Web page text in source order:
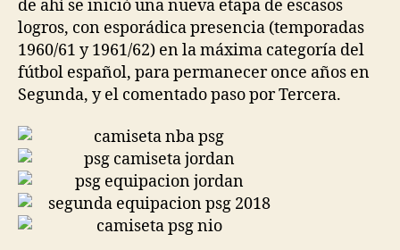
de ahí se inició una nueva etapa de escasos
logros, con esporádica presencia (temporadas
1960/61 y 1961/62) en la máxima categoría del
fútbol español, para permanecer once años en
Segunda, y el comentado paso por Tercera.